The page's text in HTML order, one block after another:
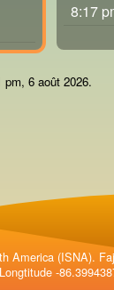
8:17
pm, 6 août 2026.
America (ISNA).
-